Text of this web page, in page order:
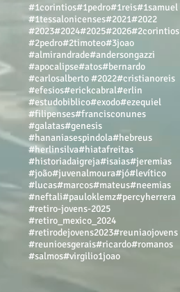
#1corintios#1pedro#1reis#1samuel
#1tessalonicenses#2021#2022
#2023#2024#2025#2026#2corintios
#2pedro#2timoteo#3joao
#almirandrade#andersongazzi
#apocalipse#atos#bernardo
#carlosalberto #2022#cristianoreis
#efesios#erickcabral#erlin
#estudobiblico#exodo#ezequiel
#filipenses#francisconunes
#galatas#genesis
#hananiasespindola#hebreus
#herlinsilva#hiatafreitas
#historiadaigreja#isaias#jeremias
#joão#juvenalmoura#jó#levítico
#lucas#marcos#mateus#neemias
#neftali#pauloklemz#percyherrera
#retiro-jovens-2025
#retiro_mexico_2024
#retirodejovens2023#reuniaojovens
#reunioesgerais#ricardo#romanos
#salmos#virgilio1joao